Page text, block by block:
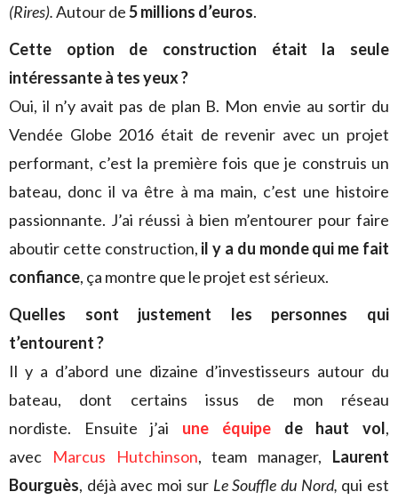
(Rires).Autour de5 millions d’euros.
Cette option de construction était la seule
intéressante à tes yeux ?
Oui, il n’y avait pas de plan B. Mon envie au sortir du
Vendée Globe 2016 était de revenir avec un projet
performant, c’est la première fois que je construis un
bateau, donc il va être à ma main, c’est une histoire
passionnante. J’ai réussi à bien m’entourer pour faire
aboutir cette construction, il y a du monde qui me fait
confiance, ça montre que le projet est sérieux.
Quelles sont justement les personnes qui
t’entourent ?
Il y a d’abord une dizaine d’investisseurs autour du
bateau, dont certains issus de mon réseau
nordiste. Ensuite j’ai une équipede haut vol,
avec Marcus Hutchinson, team manager, Laurent
Bourguès, déjà avec moi sur Le Souffle du Nord, qui est